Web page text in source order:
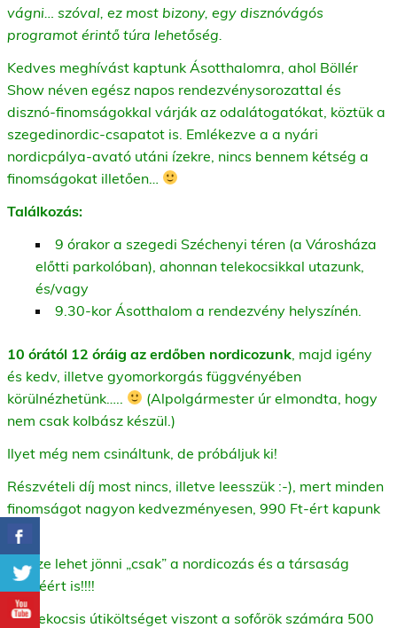
vágni… szóval, ez most bizony, egy disznóvágós
programot érintő túra lehetőség.
Kedves meghívást kaptunk Ásotthalomra, ahol Böllér
Show néven egész napos rendezvénysorozattal és
disznó-finomságokkal várják az odalátogatókat, köztük a
szegedinordic-csapatot is. Emlékezve a a nyári
nordicpálya-avató utáni ízekre, nincs bennem kétség a
finomságokat illetően…
Találkozás:
9 órakor a szegedi Széchenyi téren (a Városháza
előtti parkolóban), ahonnan telekocsikkal utazunk,
és/vagy
9.30-kor Ásotthalom a rendezvény helyszínén.
10 órától 12 óráig az erdőben nordicozunk , majd igény
és kedv, illetve gyomorkorgás függvényében
körülnézhetünk…..
(Alpolgármester úr elmondta, hogy
nem csak kolbász készül.)
Ilyet még nem csináltunk, de próbáljuk ki!
Részvételi díj most nincs, illetve leesszük :-), mert minden
finomságot nagyon kedvezményesen, 990 Ft-ért kapunk
meg.
Persze lehet jönni „csak” a nordicozás és a társaság
kedvéért is!!!!
A telekocsis útiköltséget viszont a sofőrök számára 500